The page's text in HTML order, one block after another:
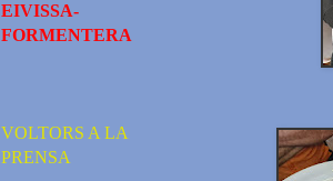
EIVISSA-
FORMENTERA
VOLTORS A LA
PRENSA